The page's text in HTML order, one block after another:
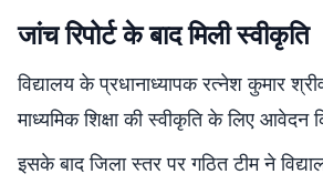
जांच रिपोर्ट के बाद मिली स्वीकृति
विद्यालय के प्रधानाध्यापक रत्नेश कुमार
माध्यमिक शिक्षा की स्वीकृति के लिए आवेदन
इसके बाद जिला स्तर पर गठित टीम ने